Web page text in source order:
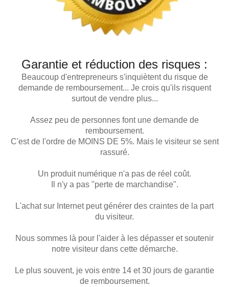
Garantie et réduction des risques :
Beaucoup d'entrepreneurs s'inquiètent du risque de
demande de remboursement... Je crois qu'ils risquent
surtout de vendre plus...
Assez peu de personnes font une demande de
remboursement.
C'est de l'ordre de MOINS DE 5%. Mais le visiteur se sent
rassuré.
Un produit numérique n'a pas de réel coût.
Il n'y a pas "perte de marchandise".
L'achat sur Internet peut générer des craintes de la part
du visiteur.
Nous sommes là pour l'aider à les dépasser et soutenir
notre visiteur dans cette démarche.
Le plus souvent, je vois entre 14 et 30 jours de garantie
de remboursement.